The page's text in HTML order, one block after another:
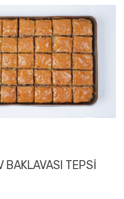
BAKLAVASI TEPSİ